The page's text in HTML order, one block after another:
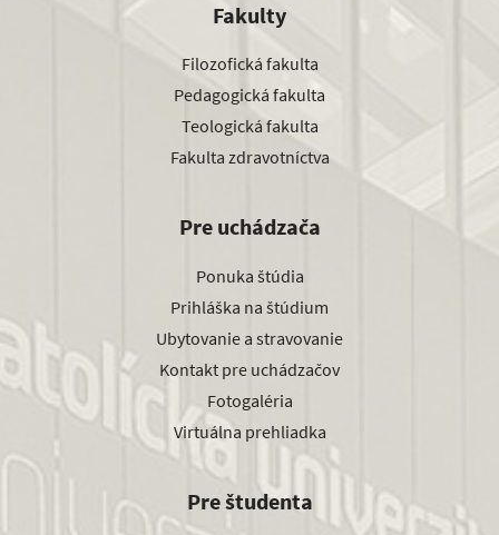
Fakulty
Filozofická fakulta
Pedagogická fakulta
Teologická fakulta
Fakulta zdravotníctva
Pre uchádzača
Ponuka štúdia
Prihláška na štúdium
Ubytovanie a stravovanie
Kontakt pre uchádzačov
Fotogaléria
Virtuálna prehliadka
Pre študenta